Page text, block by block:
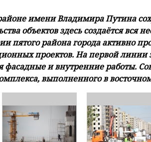
имени Владимира Путина
объектов здесь создаётся вся
пятого района города активно
проектов. На первой
фасадные и внутренние работы.
выполненного в